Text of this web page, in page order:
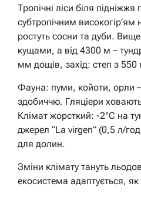
Тропічні ліси біля підніжжя
субтропічним
ростуть сосни та дуби. Вище
кущами, а від 4300 м –
мм дощів, захід: степ з
Фауна: пуми, койоти, орли
здобиччю. Гляціери ховають
Клімат жорсткий: -2°C на
джерел “La virgen” (0,5 л/
для долин.
Зміни клімату тануть
екосистема адаптується, як